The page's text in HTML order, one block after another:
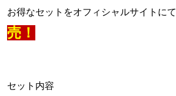
お得なセットをオフィシャルサイトにて
売！
セット内容